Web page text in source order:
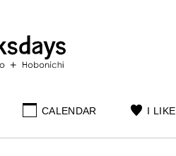
CALENDAR I LIKE